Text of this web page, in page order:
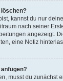
kannst du nur
nach seiner
angezeigt.
eine Notiz
musst du